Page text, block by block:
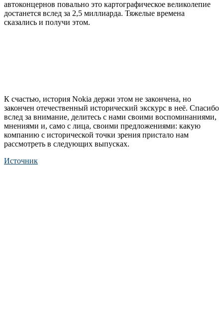
автоконцернов повально это картографическое великолепие
достанется вслед за 2,5 миллиарда. Тяжелые времена
сказались и получи этом.
К счастью, история Nokia держи этом не закончена, но
закончен отечественный исторический экскурс в неё. Спасибо
вслед за внимание, делитесь с нами своими воспоминаниями,
мнениями и, само с лица, своими предложениями: какую
компанию с исторической точки зрения пристало нам
рассмотреть в следующих выпусках.
Источник